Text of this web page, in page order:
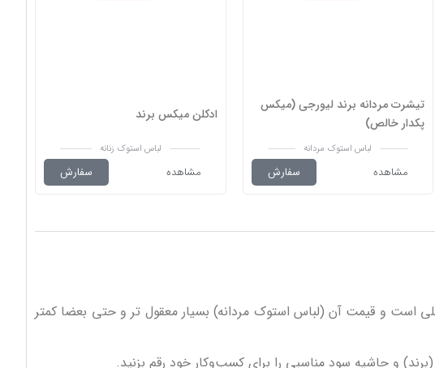
تیشرت مردانه برند لیورجی (میکس
پکدار خالص)
لباس استوک مردانه
مشاهده سفارش
ادکلن میکس برند
لباس استوک زنانه
مشاهده سفارش
است و قیمت آن (لباس استوک مردانه) بسیار معقول تر و حتی بعضا کمتر
و حاشیه سود مناسبی را برای کسب‌وکار خود رقم بزنید.